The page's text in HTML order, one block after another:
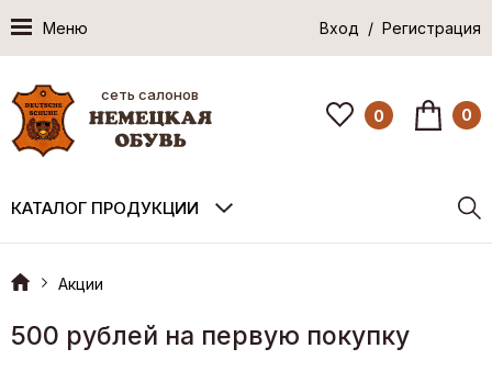
Меню Вход / Регистрация
сеть салонов
0 0
КАТАЛОГ ПРОДУКЦИИ
Акции
500 рублей на первую покупку